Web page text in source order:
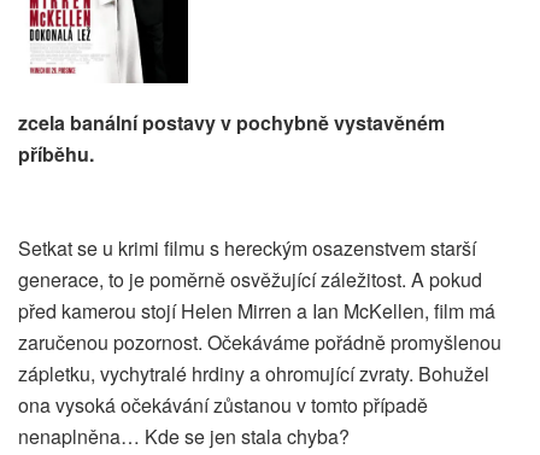
zcela banální postavy v pochybně vystavěném
příběhu.
Setkat se u krimi filmu s hereckým osazenstvem starší
generace, to je poměrně osvěžující záležitost. A pokud
před kamerou stojí Helen Mirren a Ian McKellen, film má
zaručenou pozornost. Očekáváme pořádně promyšlenou
zápletku, vychytralé hrdiny a ohromující zvraty. Bohužel
ona vysoká očekávání zůstanou v tomto případě
nenaplněna… Kde se jen stala chyba?